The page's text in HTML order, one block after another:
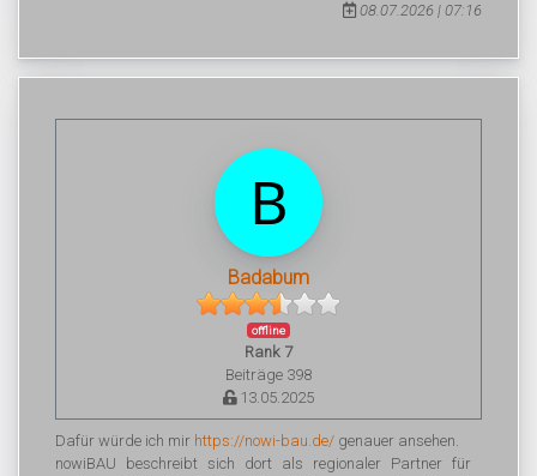
08.07.2026 | 07:16
Badabum
offline
Rank 7
Beiträge 398
13.05.2025
Dafür würde ich mir https://nowi-bau.de/ genauer ansehen.
nowiBAU beschreibt sich dort als regionaler Partner für